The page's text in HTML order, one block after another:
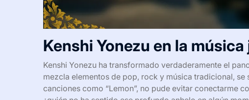
Kenshi Yonezu en la
Kenshi Yonezu ha transformado verdaderamente el
mezcla elementos de pop, rock y música tradicional,
canciones como “Lemon”, no pude evitar conectarme